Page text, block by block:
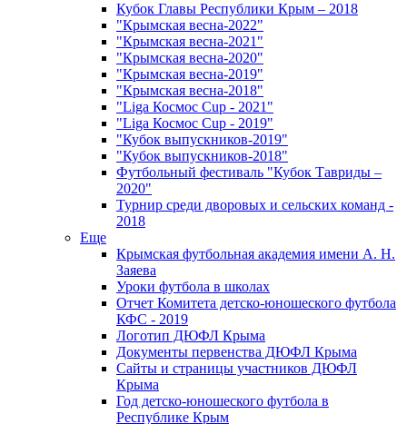
Кубок Главы Республики Крым – 2018
"Крымская весна-2022"
"Крымская весна-2021"
"Крымская весна-2020"
"Крымская весна-2019"
"Крымская весна-2018"
"Liga Космос Cup - 2021"
"Liga Космос Cup - 2019"
"Кубок выпускников-2019"
"Кубок выпускников-2018"
Футбольный фестиваль "Кубок Тавриды –
2020"
Турнир среди дворовых и сельских команд -
2018
Еще
Крымская футбольная академия имени А. Н.
Заяева
Уроки футбола в школах
Отчет Комитета детско-юношеского футбола
КФС - 2019
Логотип ДЮФЛ Крыма
Документы первенства ДЮФЛ Крыма
Сайты и страницы участников ДЮФЛ
Крыма
Год детско-юношеского футбола в
Республике Крым